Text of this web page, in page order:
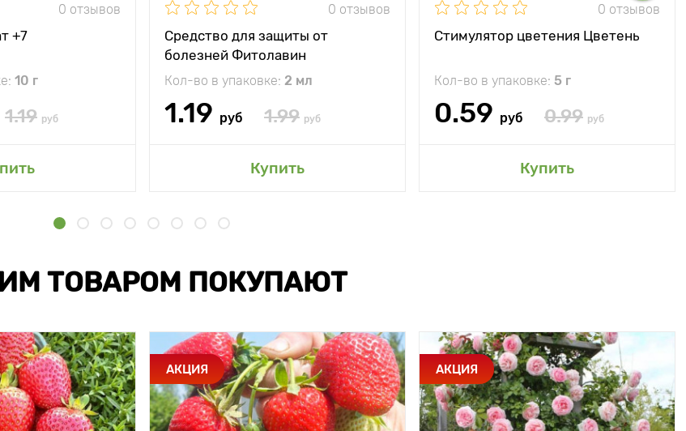
0 отзывов
+7
10 г
1.19 руб
0 отзывов
Средство для защиты от
болезней Фитолавин
Кол-во в упаковке: 2 мл
1.19 руб 1.99 руб
Купить
0 отзывов
Стимулятор цветения Цветень
Кол-во в упаковке: 5 г
0.59 руб 0.99 руб
Купить
ТОВАРОМ ПОКУПАЮТ
АКЦИЯ АКЦИЯ